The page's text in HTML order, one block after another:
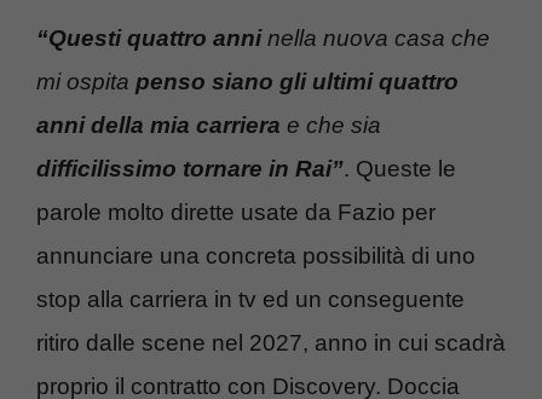
“Questi quattro anninella nuova casa che
mi ospita penso siano gli ultimi quattro
anni della mia carriera e che sia
difficilissimo tornare in Rai”. Queste le
parole molto dirette usate da Fazio per
annunciare una concreta possibilità di uno
stop alla carriera in tv ed un conseguente
ritiro dalle scene nel 2027, anno in cui scadrà
proprio il contratto con Discovery. Doccia